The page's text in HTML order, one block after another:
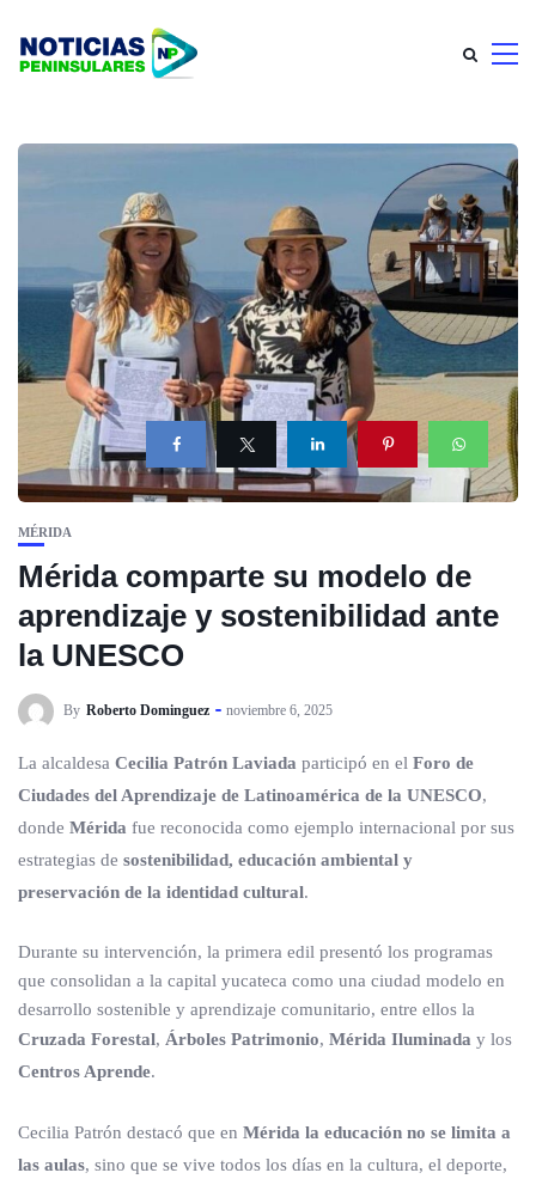
MÉRIDA
Mérida comparte su modelo de
aprendizaje y sostenibilidad ante
la UNESCO
By Roberto Dominguez noviembre 6, 2025
La alcaldesa Cecilia Patrón Laviada participó en el Foro de
Ciudades del Aprendizaje de Latinoamérica de la UNESCO,
donde Mérida fue reconocida como ejemplo internacional por sus
estrategias de sostenibilidad, educación ambiental y
preservación de la identidad cultural.
Durante su intervención, la primera edil presentó los programas
que consolidan a la capital yucateca como una ciudad modelo en
desarrollo sostenible y aprendizaje comunitario, entre ellos la
Cruzada Forestal, Árboles Patrimonio, Mérida Iluminada y los
Centros Aprende.
Cecilia Patrón destacó que en Mérida la educación no se limita a
las aulas, sino que se vive todos los días en la cultura, el deporte,